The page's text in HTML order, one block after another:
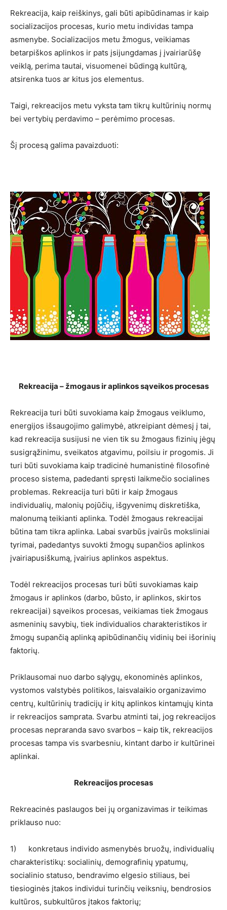
Rekreacija, kaip reiškinys, gali būti apibūdinamas ir kaip
socializacijos procesas, kurio metu individas tampa
asmenybe. Socializacijos metu žmogus, veikiamas
betarpiškos aplinkos ir pats įsijungdamas į įvairiarūšę
veiklą, perima tautai, visuomenei būdingą kultūrą,
atsirenka tuos ar kitus jos elementus.
Taigi, rekreacijos metu vyksta tam tikrų kultūrinių normų
bei vertybių perdavimo – perėmimo procesas.
Šį procesą galima pavaizduoti:
Rekreacija – žmogaus ir aplinkos sąveikos procesas
Rekreacija turi būti suvokiama kaip žmogaus veiklumo,
energijos išsaugojimo galimybė, atkreipiant dėmesį į tai,
kad rekreacija susijusi ne vien tik su žmogaus fizinių jėgų
susigrąžinimu, sveikatos atgavimu, poilsiu ir progomis. Ji
turi būti suvokiama kaip tradicinė humanistinė filosofinė
proceso sistema, padedanti spręsti laikmečio socialines
problemas. Rekreacija turi būti ir kaip žmogaus
individualių, malonių pojūčių, išgyvenimų diskretiška,
malonumą teikianti aplinka. Todėl žmogaus rekreacijai
būtina tam tikra aplinka. Labai svarbūs įvairūs moksliniai
tyrimai, padedantys suvokti žmogų supančios aplinkos
įvairiapusiškumą, įvairius aplinkos aspektus.
Todėl rekreacijos procesas turi būti suvokiamas kaip
žmogaus ir aplinkos (darbo, būsto, ir aplinkos, skirtos
rekreacijai) sąveikos procesas, veikiamas tiek žmogaus
asmeninių savybių, tiek individualios charakteristikos ir
žmogų supančią aplinką apibūdinančių vidinių bei išorinių
faktorių.
Priklausomai nuo darbo sąlygų, ekonominės aplinkos,
vystomos valstybės politikos, laisvalaikio organizavimo
centrų, kultūrinių tradicijų ir kitų aplinkos kintamųjų kinta
ir rekreacijos samprata. Svarbu atminti tai, jog rekreacijos
procesas nepraranda savo svarbos – kaip tik, rekreacijos
procesas tampa vis svarbesniu, kintant darbo ir kultūrinei
aplinkai.
Rekreacijos procesas
Rekreacinės paslaugos bei jų organizavimas ir teikimas
priklauso nuo:
1) konkretaus individo asmenybės bruožų, individualių
charakteristikų: socialinių, demografinių ypatumų,
socialinio statuso, bendravimo elgesio stiliaus, bei
tiesioginės įtakos individui turinčių veiksnių, bendrosios
kultūros, subkultūros įtakos faktorių;